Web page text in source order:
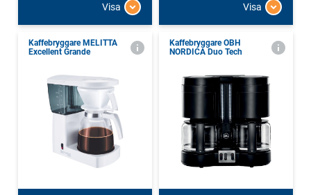
Visa Visa
Kaffebryggare MELITTA
Excellent Grande
Kaffebryggare OBH
NORDICA Duo Tech